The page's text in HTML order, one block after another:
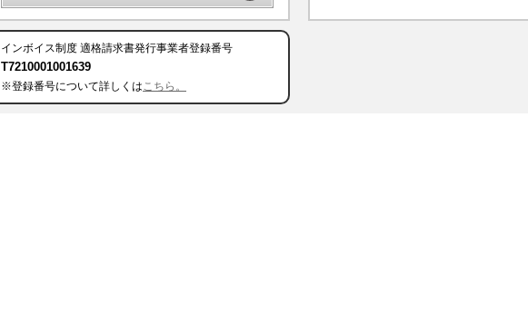
インボイス制度 適格請求書発行事業者登録番号
T7210001001639
※登録番号について詳しくはこちら。